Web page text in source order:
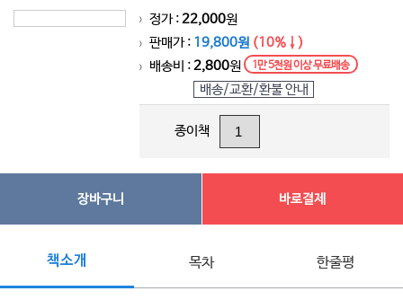
> 정가 :22,000원
> 판매가 : 19,800원 (10%↓)
> 배송비 :2,800원 1만 5천원 이상 무료배송
배송/교환/환불 안내
종이책
장바구니 바로결제
책소개 목차 한줄평